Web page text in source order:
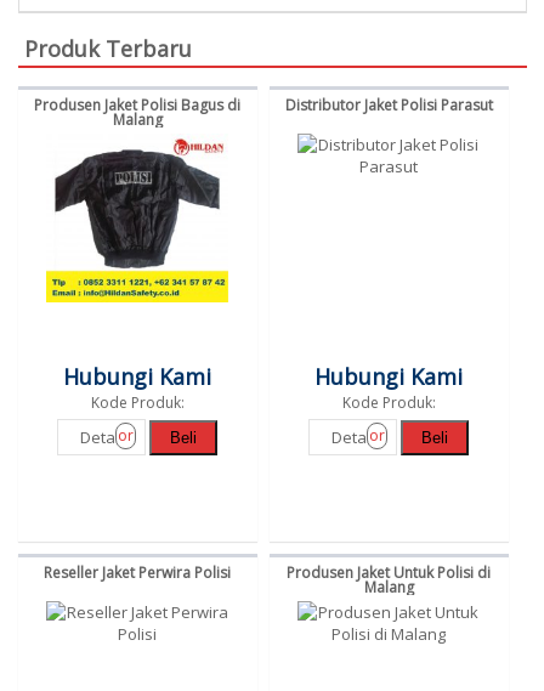
Produk Terbaru
Produsen Jaket Polisi Bagus di
Malang
Hubungi Kami
Kode Produk:
Detailor Beli
Distributor Jaket Polisi Parasut
Hubungi Kami
Kode Produk:
Detailor Beli
Reseller Jaket Perwira Polisi Produsen Jaket Untuk Polisi di
Malang